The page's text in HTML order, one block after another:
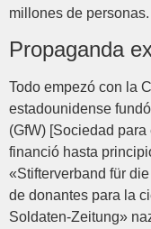
millones de personas.
Propaganda
Todo empezó con la
estadounidense
(GfW) [Sociedad
financió hasta
«Stifterverband für
de donantes para la
Soldaten-Zeitung»